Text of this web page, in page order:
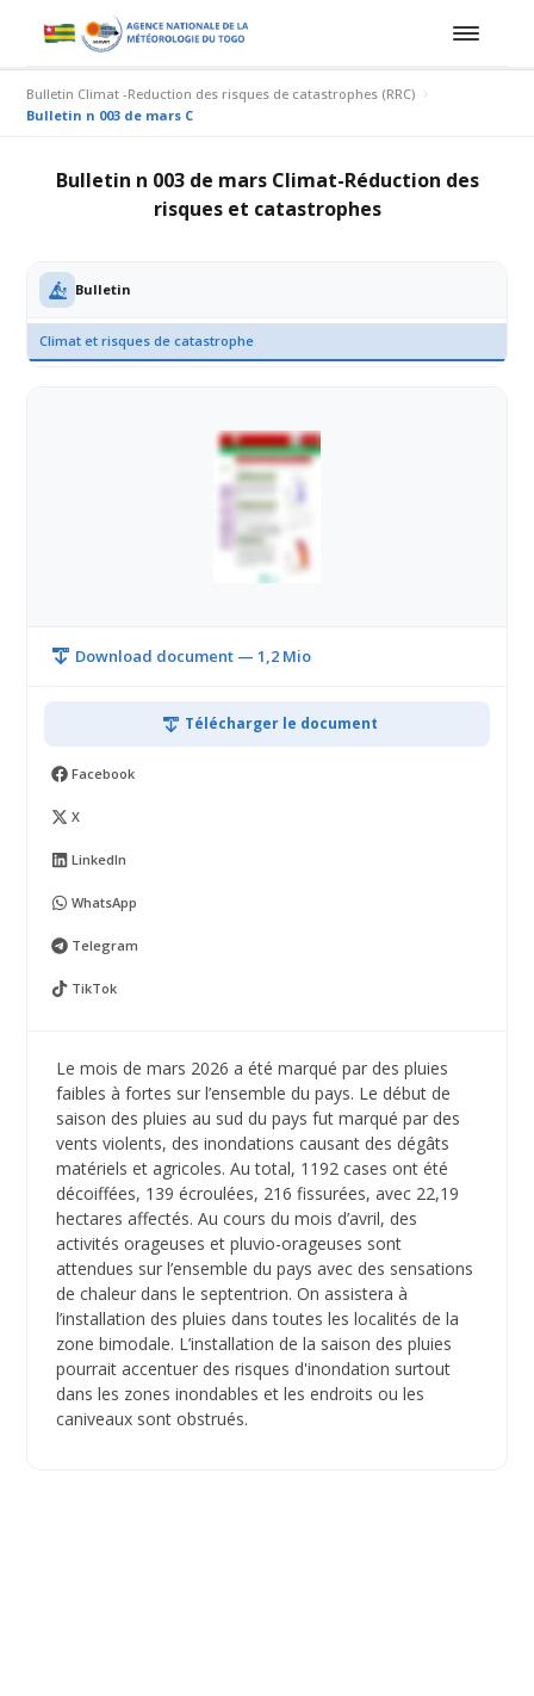
Bulletin Climat -Reduction des risques de catastrophes (RRC)
Bulletin n 003 de mars Climat-Réduction des risques et catastrophes
Bulletin n 003 de mars Climat-Réduction des
risques et catastrophes
Bulletin
Climat et risques de catastrophe
Download document — 1,2 Mio
Télécharger le document
Facebook
X
LinkedIn
WhatsApp
Telegram
TikTok
Le mois de mars 2026 a été marqué par des pluies
faibles à fortes sur l’ensemble du pays. Le début de
saison des pluies au sud du pays fut marqué par des
vents violents, des inondations causant des dégâts
matériels et agricoles. Au total, 1192 cases ont été
décoiffées, 139 écroulées, 216 fissurées, avec 22,19
hectares affectés. Au cours du mois d’avril, des
activités orageuses et pluvio-orageuses sont
attendues sur l’ensemble du pays avec des sensations
de chaleur dans le septentrion. On assistera à
l’installation des pluies dans toutes les localités de la
zone bimodale. L’installation de la saison des pluies
pourrait accentuer des risques d'inondation surtout
dans les zones inondables et les endroits ou les
caniveaux sont obstrués.